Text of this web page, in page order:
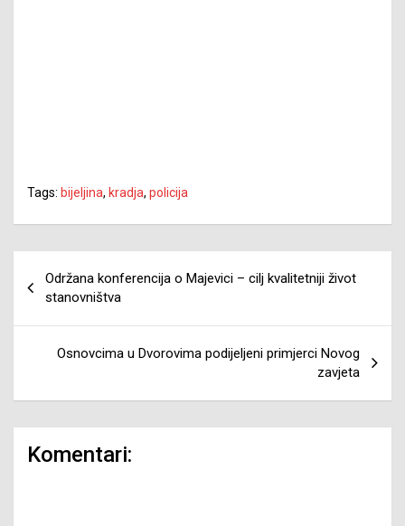
Tags: bijeljina, kradja, policija
članaka
Održana konferencija o Majevici – cilj kvalitetniji život
stanovništva
Osnovcima u Dvorovima podijeljeni primjerci Novog
zavjeta
Komentari: